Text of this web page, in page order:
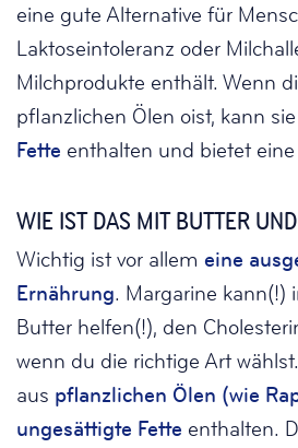
eine gute Alternative für
Laktoseintoleranz oder
Milchprodukte enthält. Wenn
pflanzlichen Ölen oist, kann
Fette enthalten und bietet
WIE IST DAS MIT BUTTER
Wichtig ist vor allem eine
Ernährung. Margarine kann(!)
Butter helfen(!), den
wenn du die richtige Art
aus pflanzlichen Ölen (wie
ungesättigte Fette enthalten.